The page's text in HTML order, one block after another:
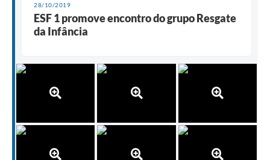
28/10/2019
ESF 1 promove encontro do grupo Resgate
da Infância